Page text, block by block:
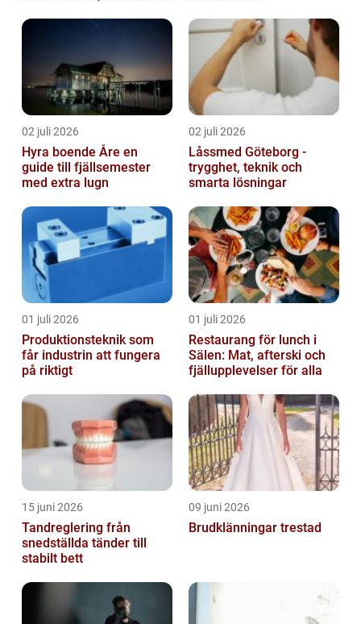
02 juli 2026
Hyra boende Åre en
guide till fjällsemester
med extra lugn
02 juli 2026
Låssmed Göteborg -
trygghet, teknik och
smarta lösningar
01 juli 2026
Produktionsteknik som
får industrin att fungera
på riktigt
01 juli 2026
Restaurang för lunch i
Sälen: Mat, afterski och
fjällupplevelser för alla
15 juni 2026
Tandreglering från
snedställda tänder till
stabilt bett
09 juni 2026
Brudklänningar trestad